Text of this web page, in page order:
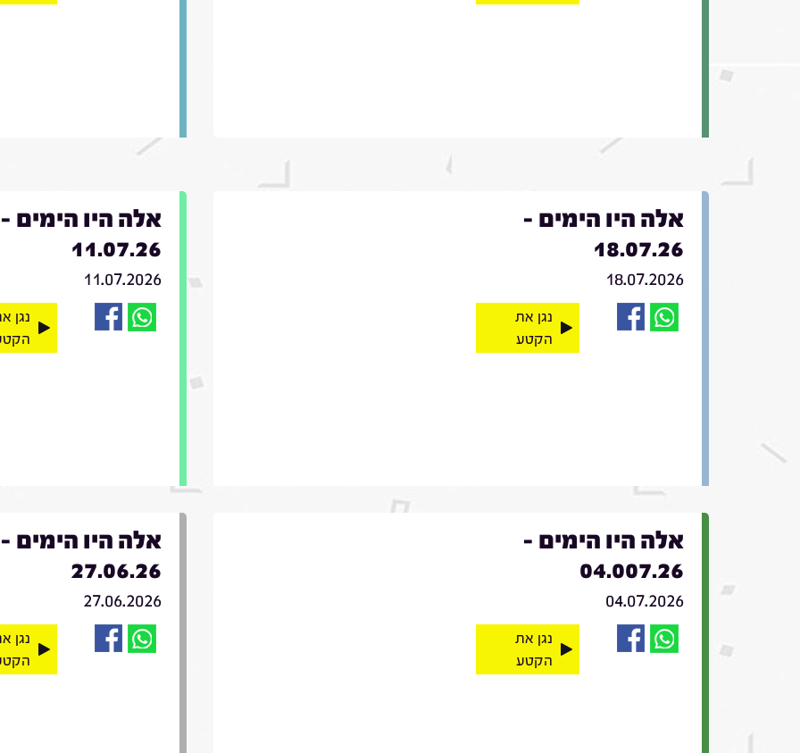
אלה היו הימים -
18.07.26
18.07.2026
נגן את
הקטע
אלה היו הימים -
11.07.26
11.07.2026
נגן
אלה היו הימים -
04.007.26
04.07.2026
נגן את
הקטע
אלה היו הימים -
27.06.26
27.06.2026
נגן